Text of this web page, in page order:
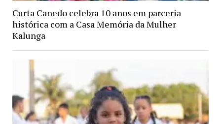
Curta Canedo celebra 10 anos em parceria
histórica com a Casa Memória da Mulher
Kalunga